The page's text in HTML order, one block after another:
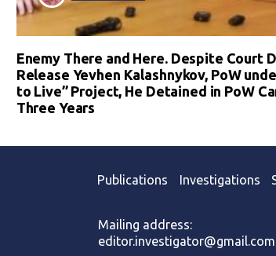
Enemy There and Here. Despite Court
Release Yevhen Kalashnykov, PoW
to Live” Project, He Detained in PoW
Three Years
Publications Investigations
Mailing address:
editor.investigator@gmail.com